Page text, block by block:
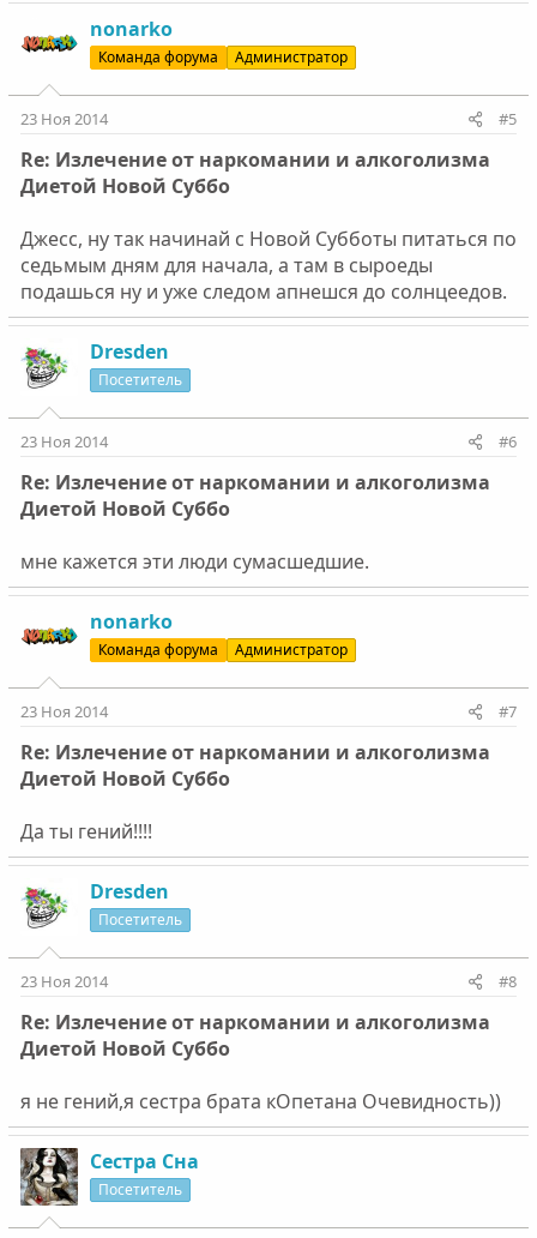
nonarko
Команда форума Администратор
23 Ноя 2014 #5
Re: Излечение от наркомании и алкоголизма
Диетой Новой Суббо
Джесс, ну так начинай с Новой Субботы питаться по
седьмым дням для начала, а там в сыроеды
подашься ну и уже следом апнешся до солнцеедов.
Dresden
Посетитель
23 Ноя 2014 #6
Re: Излечение от наркомании и алкоголизма
Диетой Новой Суббо
мне кажется эти люди сумасшедшие.
nonarko
Команда форума Администратор
23 Ноя 2014 #7
Re: Излечение от наркомании и алкоголизма
Диетой Новой Суббо
Да ты гений!!!!
Dresden
Посетитель
23 Ноя 2014 #8
Re: Излечение от наркомании и алкоголизма
Диетой Новой Суббо
я не гений,я сестра брата кОпетана Очевидность))
Сестра Сна
Посетитель